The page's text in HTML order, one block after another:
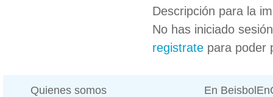
Descripción para la
No has iniciado
registrate para poder
Quienes somos En